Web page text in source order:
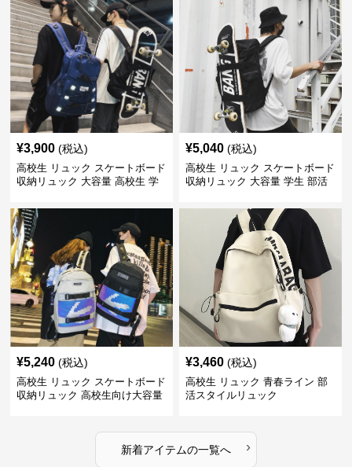
¥3,900 (税込)
高校生 リュック スケートボード
収納リュック 大容量 高校生 学
¥5,040 (税込)
高校生 リュック スケートボード
収納リュック 大容量 学生 部活
¥5,240 (税込)
高校生 リュック スケートボード
収納リュック 高校生向け大容量
¥3,460 (税込)
高校生 リュック 青春ライン 部
活スタイルリュック
新着アイテムの一覧へ ›